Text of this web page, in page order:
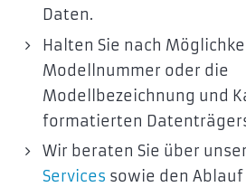
Daten.
Halten Sie nach
Modellnummer oder die
Modellbezeichnung und
formatierten
Wir beraten Sie über
Services sowie den Ablauf